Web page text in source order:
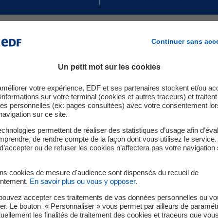
a changé ? Vous souhaitez modifier votre
Continuer sans
Un petit mot sur les cookies
votre expérience, EDF et ses partenaires stockent et/ou
sur votre terminal (cookies et autres traceurs) et
personnelles (ex: pages consultées) avec votre consentement
sur ce site.
permettent de réaliser des statistiques d’usage afin
de rendre compte de la façon dont vous utilisez le service.
ou de refuser les cookies n’affectera pas votre navigation
cookies de mesure d'audience sont dispensés du recueil de
En savoir plus ou vous y opposer.
accepter ces traitements de vos données personnelles ou
Le bouton « Personnaliser » vous permet par ailleurs de
les finalités de traitement des cookies et traceurs que vous